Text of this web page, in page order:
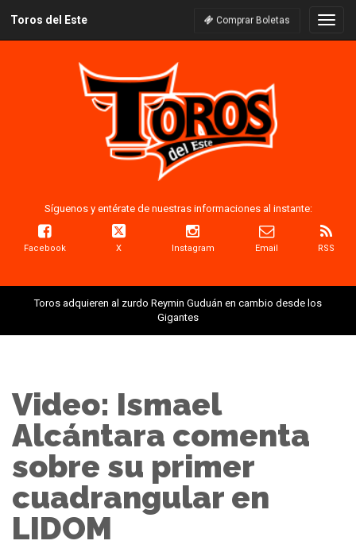
Toros del Este Comprar Boletas
Síguenos y entérate de nuestras informaciones al instante:
Facebook X Instagram Email RSS
Toros adquieren al zurdo Reymin Guduán en cambio desde los
Gigantes
Video: Ismael
Alcántara comenta
sobre su primer
cuadrangular en
LIDOM